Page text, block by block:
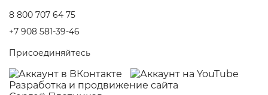
8 800 707 64 75
+7 908 581-39-46
Присоединяйтесь
Разработка и продвижение сайта